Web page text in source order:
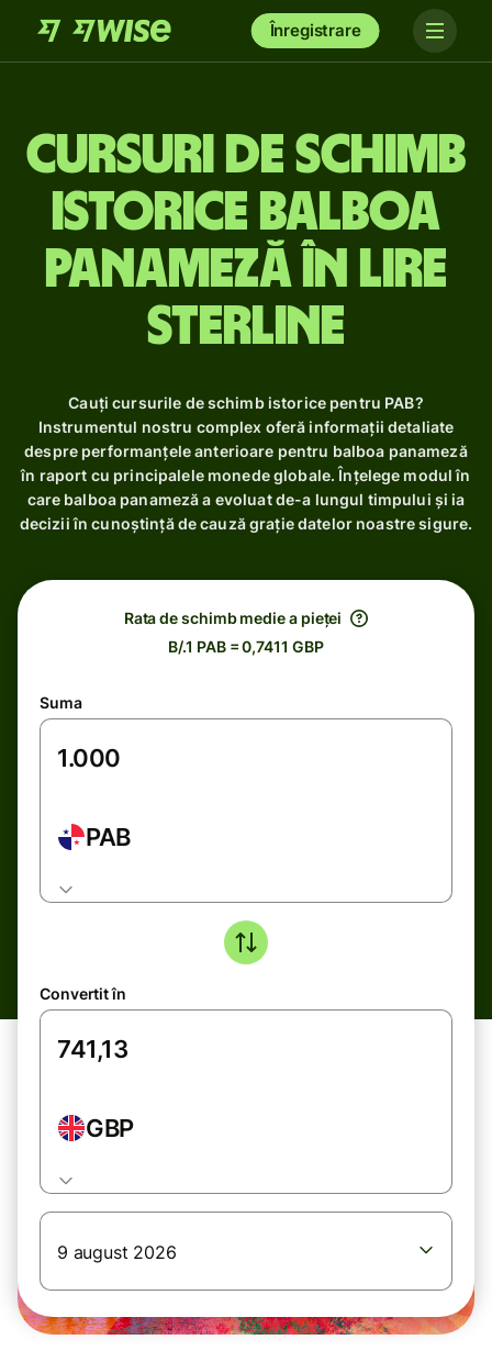
Înregistrare
Cursuri de schimb
istorice balboa
panameză în lire
sterline
Cauți cursurile de schimb istorice pentru PAB?
Instrumentul nostru complex oferă informații detaliate
despre performanțele anterioare pentru balboa panameză
în raport cu principalele monede globale. Înțelege modul în
care balboa panameză a evoluat de-a lungul timpului și ia
decizii în cunoștință de cauză grație datelor noastre sigure.
Rata de schimb medie a pieței
B/.1 PAB = 0,7411 GBP
Suma
PAB
Convertit în
GBP
9 august 2026